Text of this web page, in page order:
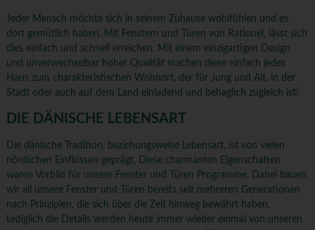
Jeder Mensch möchte sich in seinem Zuhause wohlfühlen und es
dort gemütlich haben. Mit Fenstern und Türen von Rationel, lässt sich
dies einfach und schnell erreichen. Mit einem einzigartigen Design
und unverwechselbar hoher Qualität machen diese einfach jedes
Haus zum charakteristischen Wohnort, der für Jung und Alt, in der
Stadt oder auch auf dem Land einladend und behaglich zugleich ist!
DIE DÄNISCHE LEBENSART
Die dänische Tradition, beziehungsweise Lebensart, ist von vielen
nördlichen Einflüssen geprägt. Diese charmanten Eigenschaften
waren Vorbild für unsere Fenster und Türen Programme. Dabei bauen
wir all unsere Fenster und Türen bereits seit mehreren Generationen
nach Prinzipien, die sich über die Zeit hinweg bewährt haben.
Lediglich die Details werden heute immer wieder einmal von unseren